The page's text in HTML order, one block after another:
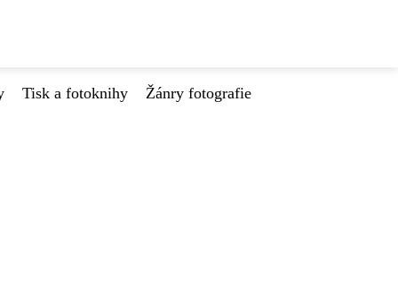
Tisk a fotoknihy Žánry fotografie